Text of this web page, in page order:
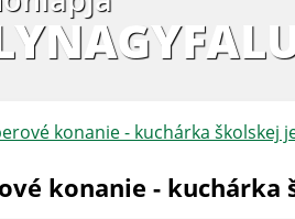
konanie - kuchárka školskej
konanie - kuchárka